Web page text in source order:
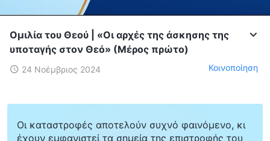
Ομιλία του Θεού | «Οι αρχές της άσκησης της
υποταγής στον Θεό» (Μέρος πρώτο)
24 Νοέμβριος 2024 Κοινοποίηση
Οι καταστροφές αποτελούν συχνό φαινόμενο, κι
έχουν εμφανιστεί τα σημεία της επιστροφής του